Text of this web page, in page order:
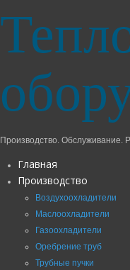
Производство. Обслуживание.
Главная
Производство
Воздухоохладители
Маслоохладители
Газоохладители
Оребрение труб
Трубные пучки